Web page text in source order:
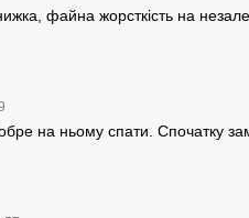
файна жорсткість на
на ньому спати. Спочатку